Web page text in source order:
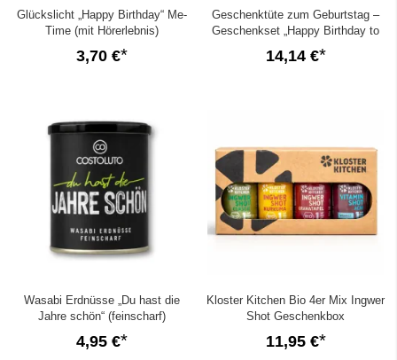
Glückslicht „Happy Birthday“ Me-
Time (mit Hörerlebnis)
3,70 €
Geschenktüte zum Geburtstag –
Geschenkset „Happy Birthday to
you!“ (Set 26)
14,14 €
Wasabi Erdnüsse „Du hast die
Jahre schön“ (feinscharf)
4,95 €
Kloster Kitchen Bio 4er Mix Ingwer
Shot Geschenkbox
11,95 €